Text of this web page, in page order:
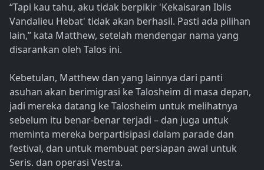
“Tapi kau tahu, aku tidak berpikir 'Kekaisaran Iblis
Vandalieu Hebat' tidak akan berhasil. Pasti ada pilihan
lain,” kata Matthew, setelah mendengar nama yang
disarankan oleh Talos ini.
Kebetulan, Matthew dan yang lainnya dari panti
asuhan akan berimigrasi ke Talosheim di masa depan,
jadi mereka datang ke Talosheim untuk melihatnya
sebelum itu benar-benar terjadi – dan juga untuk
meminta mereka berpartisipasi dalam parade dan
festival, dan untuk membuat persiapan awal untuk
Seris. dan operasi Vestra.